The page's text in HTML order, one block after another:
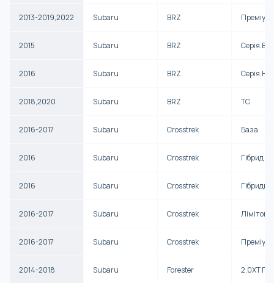
2013-2019,2022 Subaru BRZ Преміум
2015 Subaru BRZ
2016 Subaru BRZ
2018,2020 Subaru BRZ ТС
2016-2017 Subaru Crosstrek База
2016 Subaru Crosstrek Гібрид
2016 Subaru Crosstrek
2016-2017 Subaru Crosstrek
2016-2017 Subaru Crosstrek Преміум
2014-2018 Subaru Forester 2.0XT